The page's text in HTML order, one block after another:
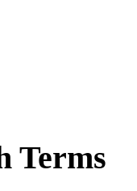
Terms